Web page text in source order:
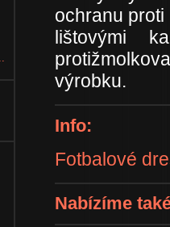
ochranu
lištovými
výrobku.
Info:
Fotbalové
Nabízíme